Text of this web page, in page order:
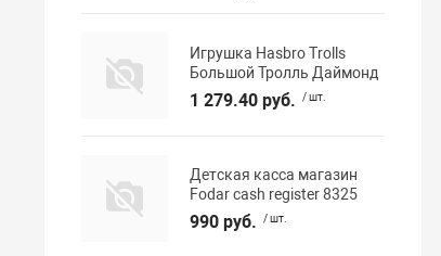
Игрушка Hasbro Trolls
Большой Тролль Даймонд
1 279.40 руб. / шт.
Детская касса магазин
Fodar cash register 8325
990 руб. / шт.